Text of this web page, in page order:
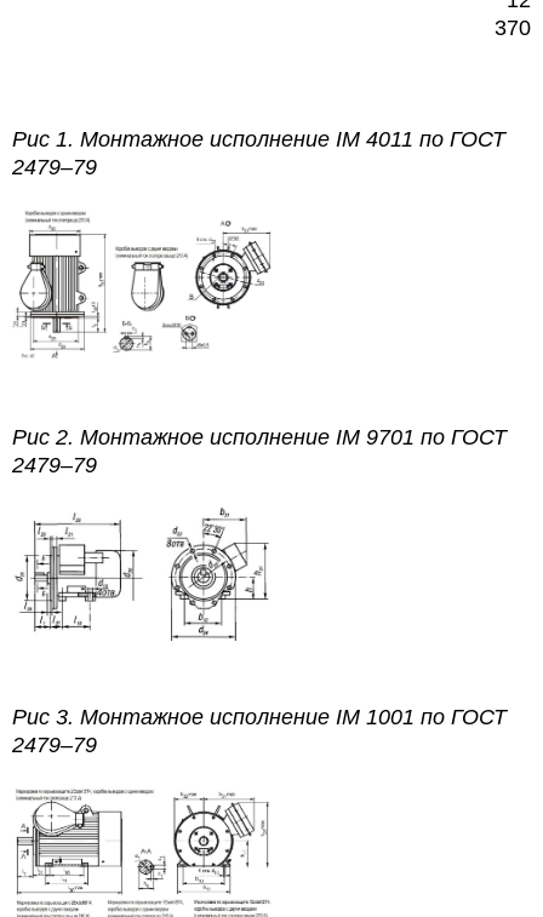
370
Рис 1. Монтажное исполнение IM 4011 по ГОСТ
2479–79
Рис 2. Монтажное исполнение IM 9701 по ГОСТ
2479–79
Рис 3. Монтажное исполнение IM 1001 по ГОСТ
2479–79